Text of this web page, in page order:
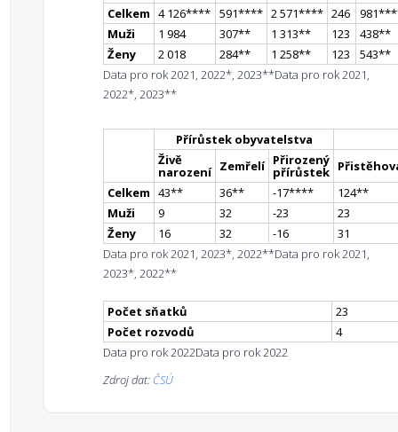
Celkem 4 126**** 591**** 2 571**** 246 981**
Muži
1 984 307** 1 313** 123 438**
Ženy
2 018 284** 1 258** 123 543**
Data pro rok 2021, 2022*, 2023**Data pro rok 2021,
2022*, 2023**
Přírůstek obyvatelstva
Živě
narození Zemřelí Přirozený
přírůstek
Celkem 43** 36** -17**** 124**
Muži
9 32 -23
23
Ženy
16 32 -16
31
Data pro rok 2021, 2023*, 2022**Data pro rok 2021,
2023*, 2022**
Počet sňatků
23
Počet rozvodů
4
Data pro rok 2022Data pro rok 2022
Zdroj dat: ČSÚ